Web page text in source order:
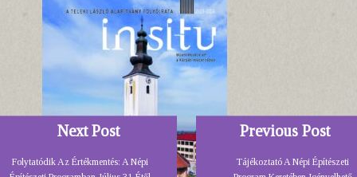
Previous Post
Tájékoztató A Népi Építészeti
Next Post
Folytatódik Az Értékmentés: A Népi